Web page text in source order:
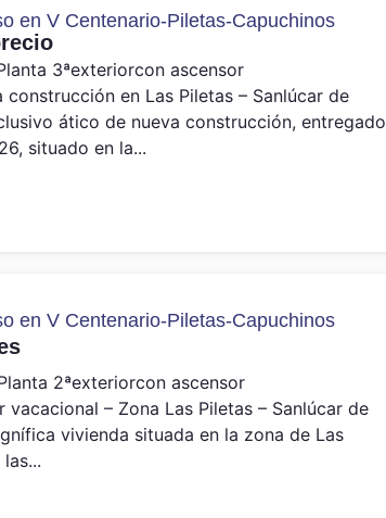
en V Centenario-Piletas-Capuchinos
3ªexteriorcon ascensor
construcción en Las Piletas – Sanlúcar de
ático de nueva construcción, entregado
situado en la...
en V Centenario-Piletas-Capuchinos
2ªexteriorcon ascensor
vacacional – Zona Las Piletas – Sanlúcar de
vivienda situada en la zona de Las